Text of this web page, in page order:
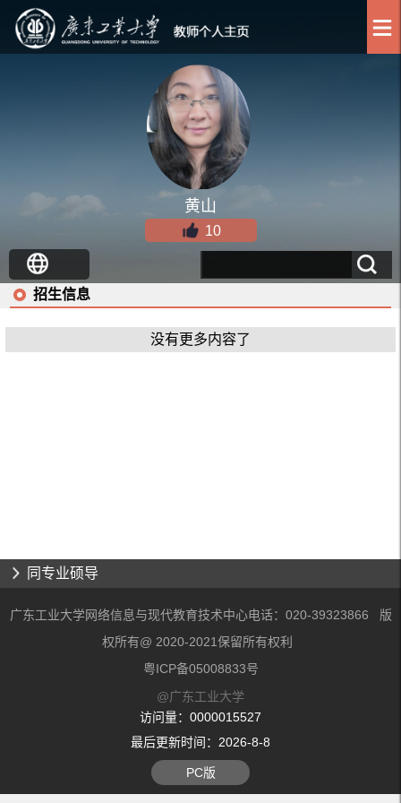
黄山
10
招生信息
没有更多内容了
同专业硕导
广东工业大学网络信息与现代教育技术中心电话：020-39323866 版
权所有@ 2020-2021保留所有权利
粤ICP备05008833号
@广东工业大学
访问量： 0000015527
最后更新时间： 2026-8-8
PC版